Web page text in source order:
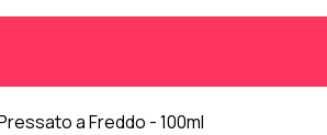
a Freddo - 100ml